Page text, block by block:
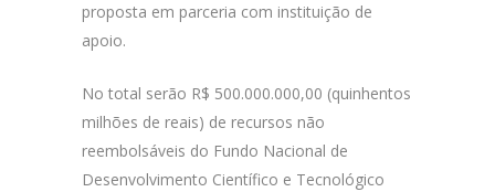
proposta em parceria com instituição de
apoio.
No total serão R$ 500.000.000,00 (quinhentos
milhões de reais) de recursos não
reembolsáveis do Fundo Nacional de
Desenvolvimento Científico e Tecnológico